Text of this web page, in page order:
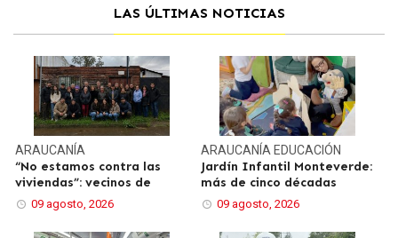
LAS ÚLTIMAS NOTICIAS
ARAUCANÍA
“No estamos contra las
viviendas”: vecinos de
09 agosto, 2026
ARAUCANÍA EDUCACIÓN
Jardín Infantil Monteverde:
más de cinco décadas
09 agosto, 2026